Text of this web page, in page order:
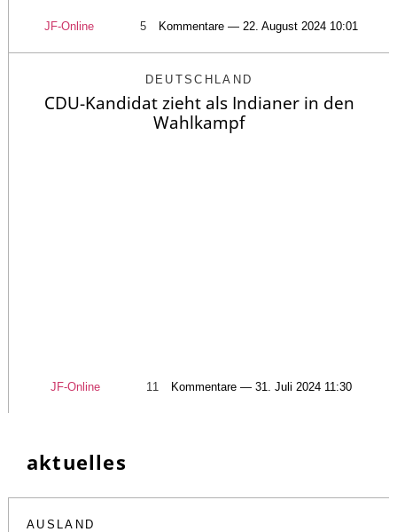
JF-Online 5 Kommentare — 22. August 2024 10:01
DEUTSCHLAND
CDU-Kandidat zieht als Indianer in den
Wahlkampf
JF-Online 11 Kommentare — 31. Juli 2024 11:30
aktuelles
AUSLAND